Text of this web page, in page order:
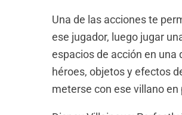
Una de las acciones te
ese jugador, luego jugar
espacios de acción en una
héroes, objetos y efectos
meterse con ese villano en